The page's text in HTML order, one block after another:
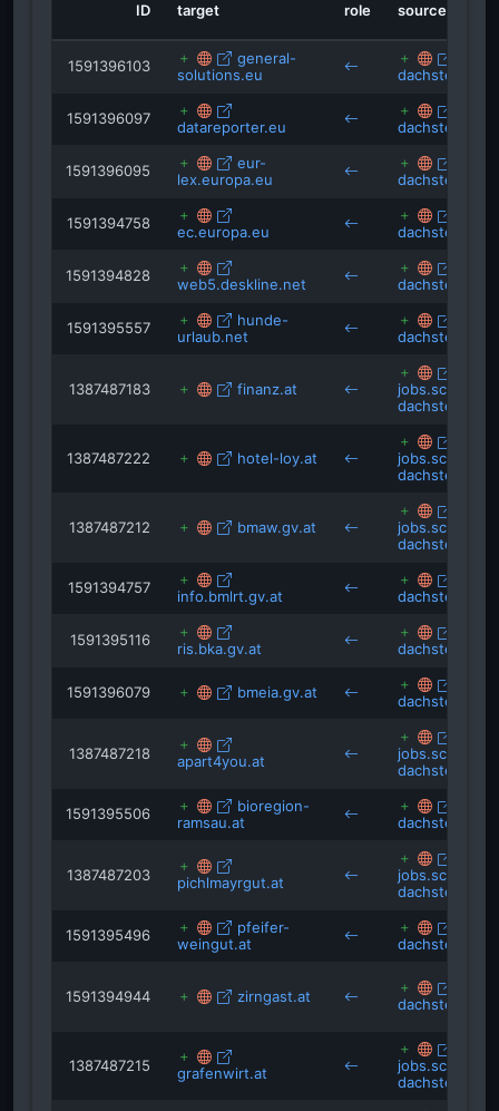
isRefOf
specialolympics.at
diemacher.at
abtenau-info.at
rauf-und-davon.at
prost-magazin.at
ID target role source
1591396103
general-
solutions.eu
dachstein.at
1591396097 datareporter.eu
dachstein.at
1591396095
eur-
lex.europa.eu
dachstein.at
1591394758 ec.europa.eu
dachstein.at
1591394828 web5.deskline.net
dachstein.at
1591395557
hunde-
urlaub.net
dachstein.at
1387487183 finanz.at
dachstein.at
1387487222 hotel-loy.at
dachstein.at
1387487212 bmaw.gv.at
dachstein.at
1591394757 info.bmlrt.gv.at
dachstein.at
1591395116 ris.bka.gv.at
dachstein.at
1591396079 bmeia.gv.at
dachstein.at
1387487218 apart4you.at
dachstein.at
1591395506
bioregion-
ramsau.at
dachstein.at
1387487203 pichlmayrgut.at
dachstein.at
1591395496
pfeifer-
weingut.at
dachstein.at
1591394944 zirngast.at
dachstein.at
1387487215 grafenwirt.at
dachstein.at